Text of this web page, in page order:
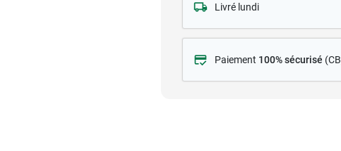
Livré lundi
Paiement 100% sécurisé (CB